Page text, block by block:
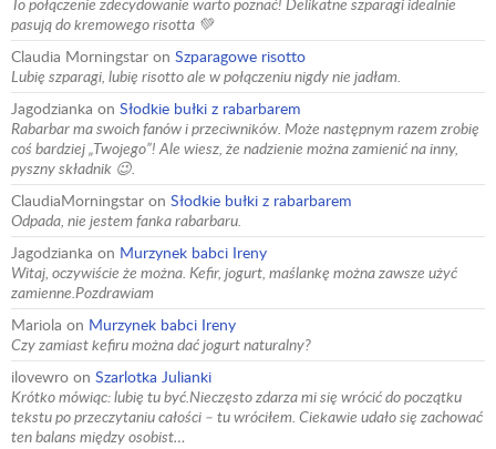
To połączenie zdecydowanie warto poznać! Delikatne szparagi idealnie
pasują do kremowego risotta 💚
Claudia Morningstar on Szparagowe risotto
Lubię szparagi, lubię risotto ale w połączeniu nigdy nie jadłam.
Jagodzianka on Słodkie bułki z rabarbarem
Rabarbar ma swoich fanów i przeciwników. Może następnym razem zrobię
coś bardziej „Twojego”! Ale wiesz, że nadzienie można zamienić na inny,
pyszny składnik 😉.
ClaudiaMorningstar on Słodkie bułki z rabarbarem
Odpada, nie jestem fanka rabarbaru.
Jagodzianka on Murzynek babci Ireny
Witaj, oczywiście że można. Kefir, jogurt, maślankę można zawsze użyć
zamienne.Pozdrawiam
Mariola on Murzynek babci Ireny
Czy zamiast kefiru można dać jogurt naturalny?
ilovewro on Szarlotka Julianki
Krótko mówiąc: lubię tu być.Nieczęsto zdarza mi się wrócić do początku
tekstu po przeczytaniu całości – tu wróciłem. Ciekawie udało się zachować
ten balans między osobist…